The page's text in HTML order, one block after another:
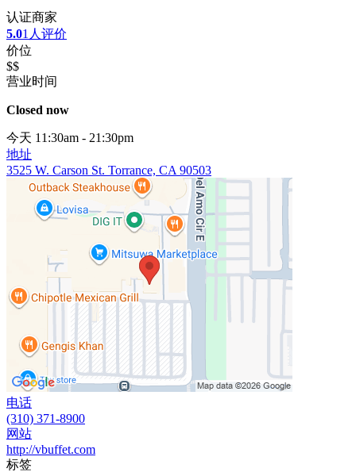
认证商家
5.01人评价
价位
$$
营业时间
Closed now
今天 11:30am - 21:30pm
地址
3525 W. Carson St. Torrance, CA 90503
电话
(310) 371-8900
网站
http://vbuffet.com
标签